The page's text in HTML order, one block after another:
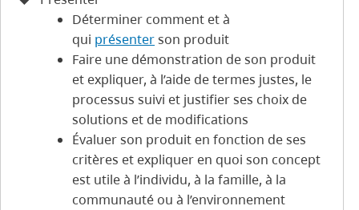
Déterminer comment et à
qui présenterson produit
Faire une démonstration de son produit
et expliquer, à l’aide de termes justes, le
processus suivi et justifier ses choix de
solutions et de modifications
Évaluer son produit en fonction de ses
critères et expliquer en quoi son concept
est utile à l’individu, à la famille, à la
communauté ou à l’environnement